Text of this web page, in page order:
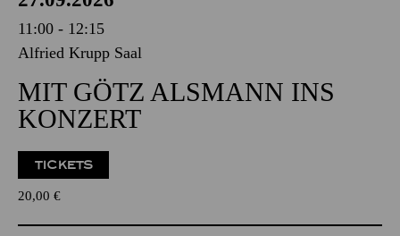
11:00 - 12:15
Alfried Krupp Saal
MIT GÖTZ ALSMANN INS
KONZERT
TICKETS
20,00 €